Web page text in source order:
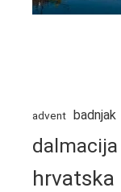
advent badnjak
dalmacija
hrvatska